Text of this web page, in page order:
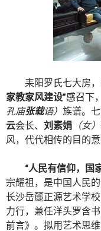
耒阳罗氏七大房
家教家风建设”感召下
孔庙张载语） 族谱。
云会长、 刘素娟 （女）
风，代代相传的目的
“人民有信仰，国
宗耀祖，是中国人民
长沙岳麓正源艺术学
力行，兼任洋头罗含
前言》。拟用艺术思